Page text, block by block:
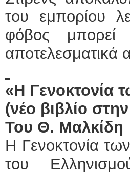
του εμπορίου
φόβος
αποτελεσματικά
«Η Γενοκτονία
(νέο βιβλίο
Του Θ. Μαλκίδη
Η Γενοκτονία
του